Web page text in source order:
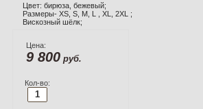
Цвет: бирюза, бежевый;
Размеры- XS, S, M, L , XL, 2XL ;
Вискозный шёлк;
Цена:
9 800 руб.
Кол-во: